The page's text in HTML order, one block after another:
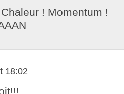
! Momentum !
18:02